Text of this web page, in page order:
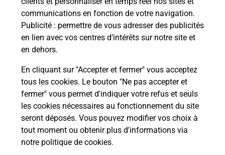
communications en fonction de votre navigation.
Publicité : permettre de vous adresser des publicités
en lien avec vos centres d’intérêts sur notre site et
en dehors.
En cliquant sur "Accepter et fermer" vous acceptez
tous les cookies. Le bouton "Ne pas accepter et
fermer" vous permet d'indiquer votre refus et seuls
les cookies nécessaires au fonctionnement du site
seront déposés. Vous pouvez modifier vos choix à
tout moment ou obtenir plus d'informations via
notre politique de cookies.
Puis-je passer mon code de la route
avec La Poste et sous quelles
conditions ?
Localiser Liste Lozère PIED DE BORNE